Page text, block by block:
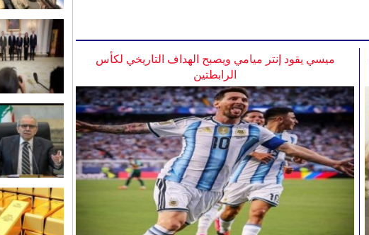
ميسي يقود إنتر ميامي ويصبح الهداف التاريخي لكأس
الرابطتين